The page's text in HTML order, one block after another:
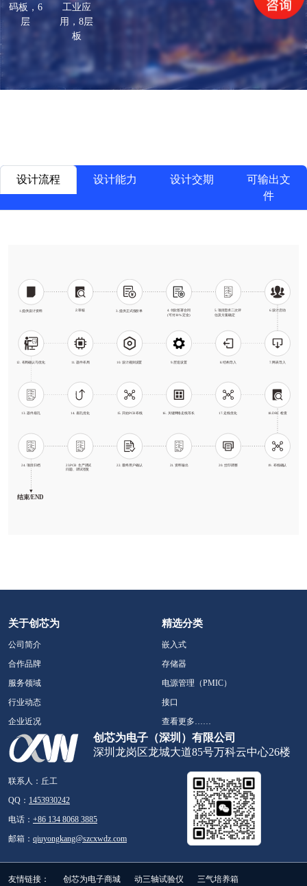
码板，6
层
工业应
用，8层
板
设计流程 设计能力 设计交期
可输出文
件
关于创芯为
公司简介
合作品牌
服务领域
行业动态
企业近况
精选分类
嵌入式
存储器
电源管理（PMIC）
接口
查看更多……
创芯为电子（深圳）有限公司
深圳龙岗区龙城大道85号万科云中心26楼
联系人：丘工
QQ： 1453930242
电话： +86 134 8068 3885
邮箱： qiuyongkang@szcxwdz.com
友情链接： 创芯为电子商城 动三轴试验仪 三气培养箱